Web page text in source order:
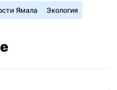
Ямала Экология